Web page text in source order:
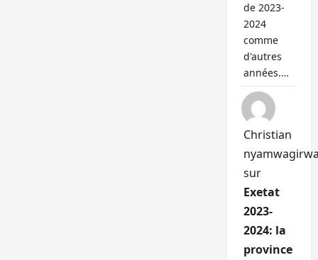
de 2023-
2024
comme
d'autres
années.…
Christian
sur
Exetat
2023-
2024: la
province